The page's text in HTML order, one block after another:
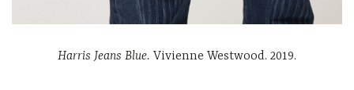
Harris Jeans Blue. Vivienne Westwood. 2019.